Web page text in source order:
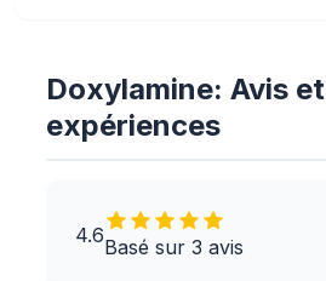
Doxylamine: Avis et
expériences
4.6Basé sur 3 avis